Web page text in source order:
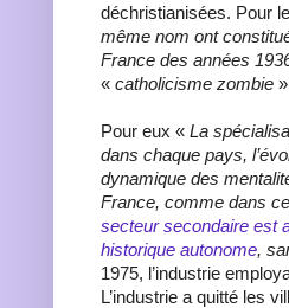
déchristianisées. Pour
même nom ont
France des années
« catholicisme zombie
Pour eux « La
dans chaque pays,
dynamique des
France, comme dans
secteur secondaire est
historique autonome,
1975, l’industrie
L’industrie a quitté les